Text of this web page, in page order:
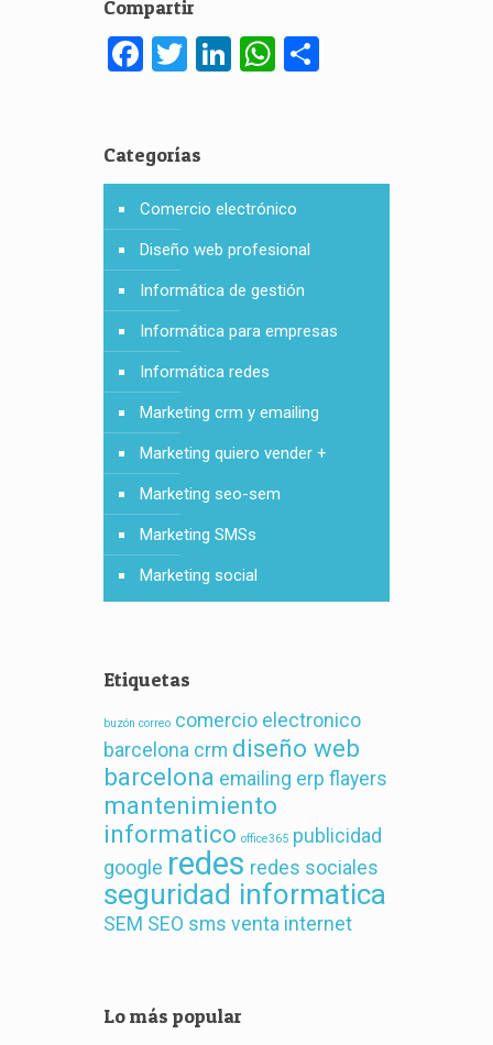
Compartir
Facebook
Twitter
LinkedInWhatsApp
Categorías
Comercio electrónico
Diseño web profesional
Informática de gestión
Informática para empresas
Informática redes
Marketing crm y emailing
Marketing quiero vender +
Marketing seo-sem
Marketing SMSs
Marketing social
Etiquetas
buzón correo comercio electronico
barcelona crm diseño web
barcelona emailing erp flayers
mantenimiento
informatico office365 publicidad
google redes redes sociales
seguridad informatica
SEM SEO sms venta internet
Lo más popular